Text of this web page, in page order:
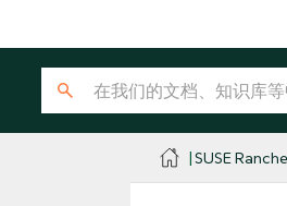
SUSE